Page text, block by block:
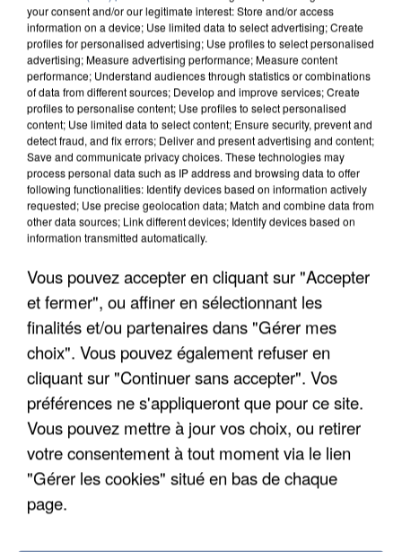
APRÈS TOUTES CES CANICULES, LES REFUGES
DE FAUNE SAUVAGE SONT...
your consent and/or our legitimate interest: Store and/or access
information on a device; Use limited data to select advertising; Create
profiles for personalised advertising; Use profiles to select personalised
advertising; Measure advertising performance; Measure content
performance; Understand audiences through statistics or combinations
of data from different sources; Develop and improve services; Create
profiles to personalise content; Use profiles to select personalised
content; Use limited data to select content; Ensure security, prevent and
detect fraud, and fix errors; Deliver and present advertising and content;
Save and communicate privacy choices. These technologies may
process personal data such as IP address and browsing data to offer
following functionalities: Identify devices based on information actively
requested; Use precise geolocation data; Match and combine data from
other data sources; Link different devices; Identify devices based on
information transmitted automatically.
Vous pouvez accepter en cliquant sur "Accepter
et fermer", ou affiner en sélectionnant les
finalités et/ou partenaires dans "Gérer mes
choix". Vous pouvez également refuser en
cliquant sur "Continuer sans accepter". Vos
préférences ne s'appliqueront que pour ce site.
Vous pouvez mettre à jour vos choix, ou retirer
votre consentement à tout moment via le lien
"Gérer les cookies" situé en bas de chaque
page.